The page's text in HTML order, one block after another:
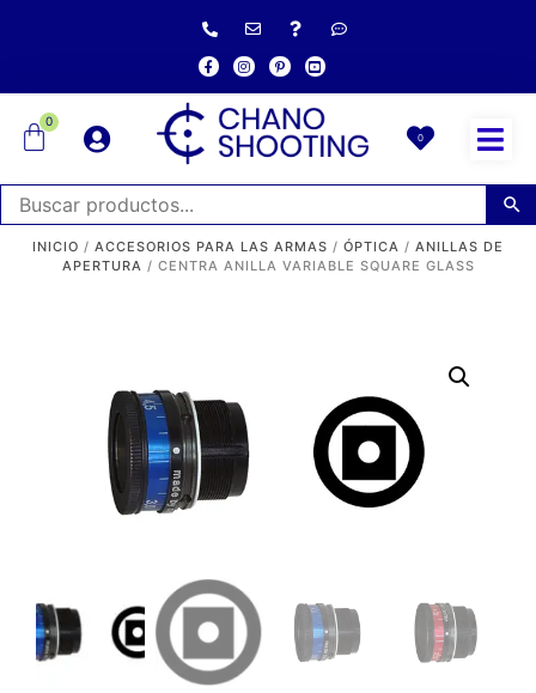
0
0
INICIO / ACCESORIOS PARA LAS ARMAS / ÓPTICA / ANILLAS DE
APERTURA / CENTRA ANILLA VARIABLE SQUARE GLASS